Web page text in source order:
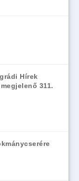
Hírek
311.